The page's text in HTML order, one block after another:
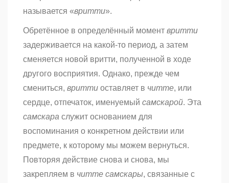
называется «вритти».
Обретённое в определённый момент вритти
задерживается на какой-то период, а затем
сменяется новой вритти, полученной в ходе
другого восприятия. Однако, прежде чем
смениться, вритти оставляет в читте, или
сердце, отпечаток, именуемый самскарой. Эта
самскара служит основанием для
воспоминания о конкретном действии или
предмете, к которому мы можем вернуться.
Повторяя действие снова и снова, мы
закрепляем в читте самскары, связанные с